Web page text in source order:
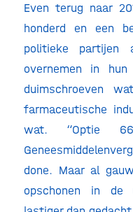
Even terug naar
honderd en een
politieke partijen
overnemen in hun
duimschroeven
farmaceutische
wat. “Optie
done. Maar al
opschonen in